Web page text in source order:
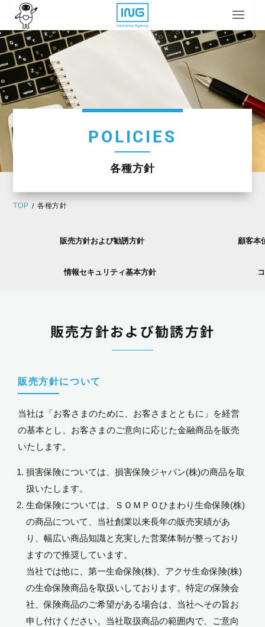
POLICIES
各種方針
TOP / 各種方針
販売方針および勧誘方針 顧客本
情報セキュリティ基本方針
販売方針および勧誘方針
販売方針について
当社は「お客さまのために、お客さまとともに」を経営
の基本とし、お客さまのご意向に応じた金融商品を販売
いたします。
損害保険については、損害保険ジャパン(株)の商品を取
扱いたします。
生命保険については、ＳＯＭＰＯひまわり生命保険(株)
の商品について、当社創業以来長年の販売実績があ
り、幅広い商品知識と充実した営業体制が整っており
ますので推奨しています。
当社では他に、第一生命保険(株)、アクサ生命保険(株)
の生命保険商品を取扱いしております。特定の保険会
社、保険商品のご希望がある場合は、当社へその旨お
申し付けください。当社取扱商品の範囲内で、ご意向